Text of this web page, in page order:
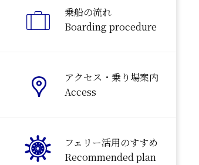
乗船の流れ
Boarding procedure
アクセス・乗り場案内
Access
フェリー活用のすすめ
Recommended plan